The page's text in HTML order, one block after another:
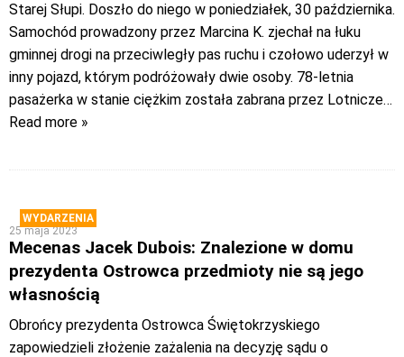
Starej Słupi. Doszło do niego w poniedziałek, 30 października.
Samochód prowadzony przez Marcina K. zjechał na łuku
gminnej drogi na przeciwległy pas ruchu i czołowo uderzył w
inny pojazd, którym podróżowały dwie osoby. 78-letnia
pasażerka w stanie ciężkim została zabrana przez Lotnicze…
Read more »
WYDARZENIA
25 maja 2023
Mecenas Jacek Dubois: Znalezione w domu
prezydenta Ostrowca przedmioty nie są jego
własnością
Obrońcy prezydenta Ostrowca Świętokrzyskiego
zapowiedzieli złożenie zażalenia na decyzję sądu o